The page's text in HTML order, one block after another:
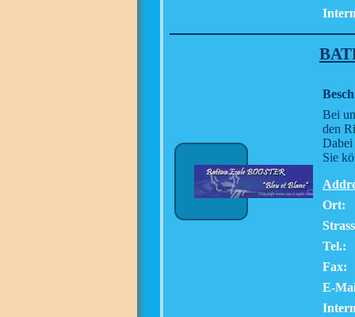
Bei
den
Dabei
Sie
Ort:
Tel.:
Fax:
E-